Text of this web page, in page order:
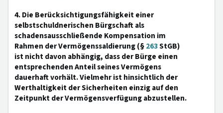
4. Die Berücksichtigungsfähigkeit einer
selbstschuldnerischen Bürgschaft als
schadensausschließende Kompensation im
Rahmen der Vermögenssaldierung (§263StGB)
ist nicht davon abhängig, dass der Bürge einen
entsprechenden Anteil seines Vermögens
dauerhaft vorhält. Vielmehr ist hinsichtlich der
Werthaltigkeit der Sicherheiten einzig auf den
Zeitpunkt der Vermögensverfügung abzustellen.